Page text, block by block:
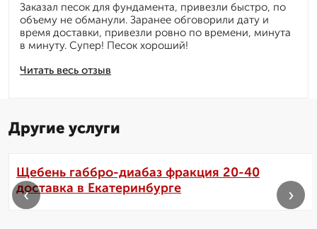
Читать весь отзыв
Заказал песок для фундамента, привезли быстро, по
объему не обманули. Заранее обговорили дату и
время доставки, привезли ровно по времени, минута
в минуту. Супер! Песок хороший!
Другие услуги
Щебень габбро-диабаз фракция 20-40
доставка в Екатеринбурге
‹ ›